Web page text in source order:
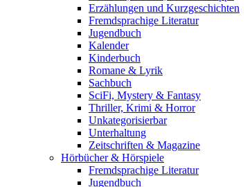
Erzählungen und Kurzgeschichten
Fremdsprachige Literatur
Jugendbuch
Kalender
Kinderbuch
Romane & Lyrik
Sachbuch
SciFi, Mystery & Fantasy
Thriller, Krimi & Horror
Unkategorisierbar
Unterhaltung
Zeitschriften & Magazine
Hörbücher & Hörspiele
Fremdsprachige Literatur
Jugendbuch